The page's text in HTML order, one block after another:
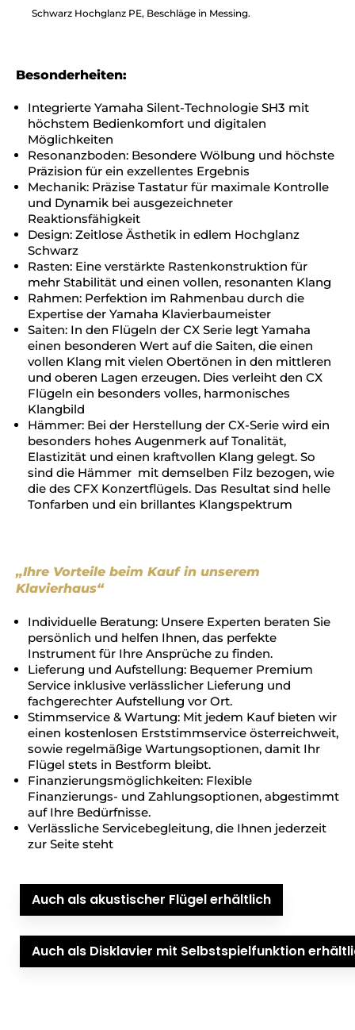
Schwarz Hochglanz PE, Beschläge in Messing.
Besonderheiten:
Integrierte Yamaha Silent-Technologie SH3 mit
höchstem Bedienkomfort und digitalen
Möglichkeiten
Resonanzboden: Besondere Wölbung und höchste
Präzision für ein exzellentes Ergebnis
Mechanik: Präzise Tastatur für maximale Kontrolle
und Dynamik bei ausgezeichneter
Reaktionsfähigkeit
Design: Zeitlose Ästhetik in edlem Hochglanz
Schwarz
Rasten: Eine verstärkte Rastenkonstruktion für
mehr Stabilität und einen vollen, resonanten Klang
Rahmen: Perfektion im Rahmenbau durch die
Expertise der Yamaha Klavierbaumeister
Saiten: In den Flügeln der CX Serie legt Yamaha
einen besonderen Wert auf die Saiten, die einen
vollen Klang mit vielen Obertönen in den mittleren
und oberen Lagen erzeugen. Dies verleiht den CX
Flügeln ein besonders volles, harmonisches
Klangbild
Hämmer: Bei der Herstellung der CX-Serie wird ein
besonders hohes Augenmerk auf Tonalität,
Elastizität und einen kraftvollen Klang gelegt. So
sind die Hämmer mit demselben Filz bezogen, wie
die des CFX Konzertflügels. Das Resultat sind helle
Tonfarben und ein brillantes Klangspektrum
„Ihre Vorteile beim Kauf in unserem
Klavierhaus“
Individuelle Beratung: Unsere Experten beraten Sie
persönlich und helfen Ihnen, das perfekte
Instrument für Ihre Ansprüche zu finden.
Lieferung und Aufstellung: Bequemer Premium
Service inklusive verlässlicher Lieferung und
fachgerechter Aufstellung vor Ort.
Stimmservice & Wartung: Mit jedem Kauf bieten wir
einen kostenlosen Erststimmservice österreichweit,
sowie regelmäßige Wartungsoptionen, damit Ihr
Flügel stets in Bestform bleibt.
Finanzierungsmöglichkeiten: Flexible
Finanzierungs- und Zahlungsoptionen, abgestimmt
auf Ihre Bedürfnisse.
Verlässliche Servicebegleitung, die Ihnen jederzeit
zur Seite steht
Auch als akustischer Flügel erhältlich
Auch als Disklavier mit Selbstspielfunktion